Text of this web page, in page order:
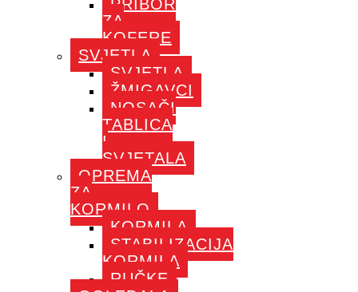
PRIBOR
ZA
KOFERE
SVJETLA
SVJETLA
ŽMIGAVCI
NOSAČI
TABLICA
I
SVJETALA
OPREMA
ZA
KORMILO
KORMILA
STABILIZACIJA
KORMILA
RUČKE